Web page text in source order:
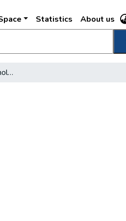
Statistics About us
Tabán, avagy repülés a holdba?